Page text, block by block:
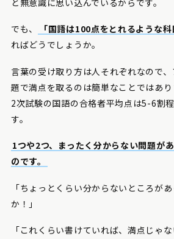
でも、 「国語は100点をとれるような科
ればどうでしょうか。
言葉の受け取り方は人それぞれなので
題で満点を取るのは簡単なことではあ
2次試験の国語の合格者平均点は5-6割
す。
1つや2つ、まったく分からない問題が
のです。
「ちょっとくらい分からないところが
か！」
「これくらい書けていれば、満点じゃ